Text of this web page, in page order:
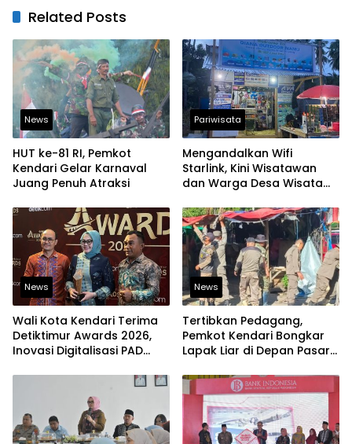
Related Posts
News
HUT ke-81 RI, Pemkot
Kendari Gelar Karnaval
Juang Penuh Atraksi
Pariwisata
Mengandalkan Wifi
Starlink, Kini Wisatawan
dan Warga Desa Wisata
Mengakses Transaksi
Digital
News
Wali Kota Kendari Terima
Detiktimur Awards 2026,
Inovasi Digitalisasi PAD
News
Tertibkan Pedagang,
Pemkot Kendari Bongkar
Lapak Liar di Depan Pasar